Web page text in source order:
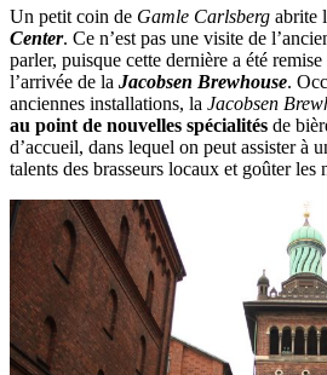
Un petit coin de Gamle Carlsberg abrite
Center. Ce n’est pas une visite de
parler, puisque cette dernière a été
l’arrivée de la Jacobsen Brewhouse.
anciennes installations, la Jacobsen
au point de nouvelles spécialités de
d’accueil, dans lequel on peut assister à
talents des brasseurs locaux et goûter les